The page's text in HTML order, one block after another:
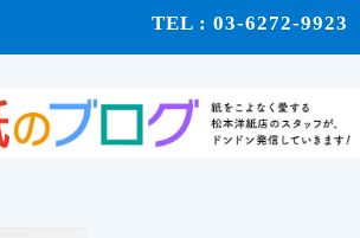
TEL : 03-6272-9923